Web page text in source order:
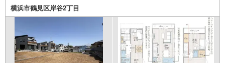
横浜市鶴見区岸谷2丁目